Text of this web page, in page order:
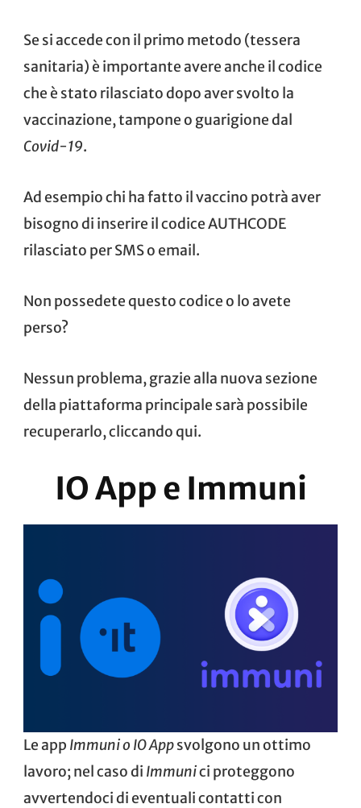
Se si accede con il primo metodo (tessera
sanitaria) è importante avere anche il codice
che è stato rilasciato dopo aver svolto la
vaccinazione, tampone o guarigione dal
Covid-19.
Ad esempio chi ha fatto il vaccino potrà aver
bisogno di inserire il codice AUTHCODE
rilasciato per SMS o email.
Non possedete questo codice o lo avete
perso?
Nessun problema, grazie alla nuova sezione
della piattaforma principale sarà possibile
recuperarlo, cliccandoqui.
IO App e Immuni
Le app Immunio IO Appsvolgono un ottimo
lavoro; nel caso di Immunici proteggono
avvertendoci di eventuali contatti con